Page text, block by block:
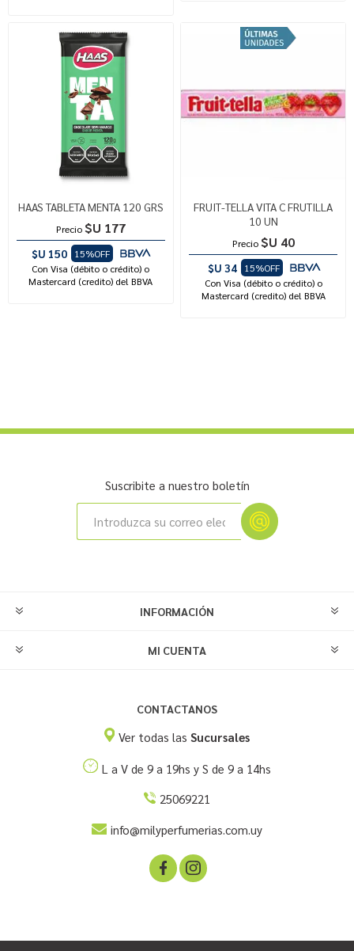
HAAS TABLETA MENTA 120 GRS
Precio $U 177
$U 150
15%OFF
Con Visa (débito o crédito) o
Mastercard (credito) del BBVA
FRUIT-TELLA VITA C FRUTILLA
10 UN
Precio $U 40
$U 34
15%OFF
Con Visa (débito o crédito) o
Mastercard (credito) del BBVA
Suscribite a nuestro boletín
INFORMACIÓN
MI CUENTA
CONTACTANOS
Ver todas las Sucursales
L a V de 9 a 19hs y S de 9 a 14hs
25069221
info@milyperfumerias.com.uy